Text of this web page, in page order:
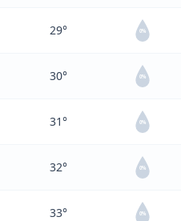
29° 0%
30° 0%
31° 0%
32° 0%
33° 0%